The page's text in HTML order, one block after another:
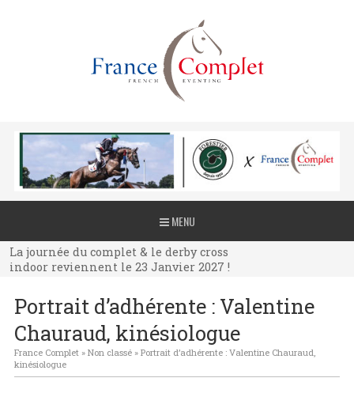
MENU
La journée du complet & le derby cross
indoor reviennent le 23 Janvier 2027 !
La journée du complet & le derby cross
indoor reviennent le 23 Janvier 2027 !
indoor reviennent le 23 Janvier 2027 !
Portrait d’adhérente : Valentine
Chauraud, kinésiologue
France Complet» Non classé» Portrait d’adhérente : Valentine Chauraud,
kinésiologue